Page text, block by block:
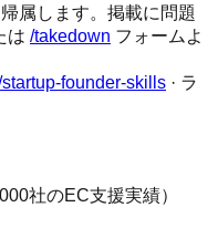
属します。掲載に問題
は /takedown フォームよ
founder-skills · ラ
社のEC支援実績）